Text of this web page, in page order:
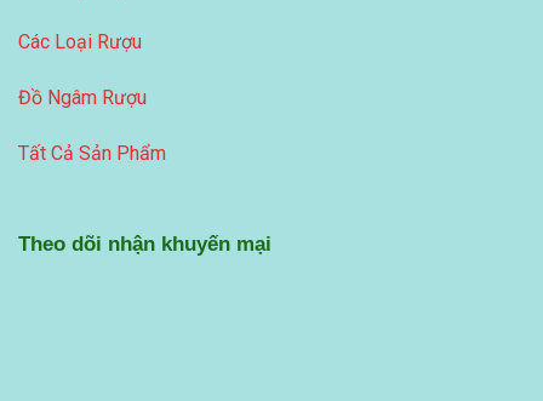
Các Loại Rượu
Đồ Ngâm Rượu
Tất Cả Sản Phẩm
Theo dõi nhận khuyến mại